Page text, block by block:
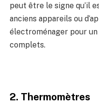
peut être le signe qu’il
anciens appareils ou
électroménager pour
complets.
2. Thermomètres